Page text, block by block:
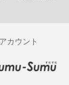
カウント